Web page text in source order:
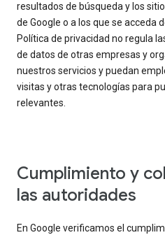
resultados de búsqueda y los
de Google o a los que se acceda
Política de privacidad no regula
de datos de otras empresas y
nuestros servicios y puedan
visitas y otras tecnologías para
relevantes.
Cumplimiento y
las autoridades
En Google verificamos el